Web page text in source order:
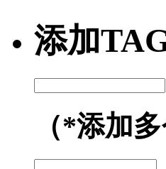
添加
（*添加